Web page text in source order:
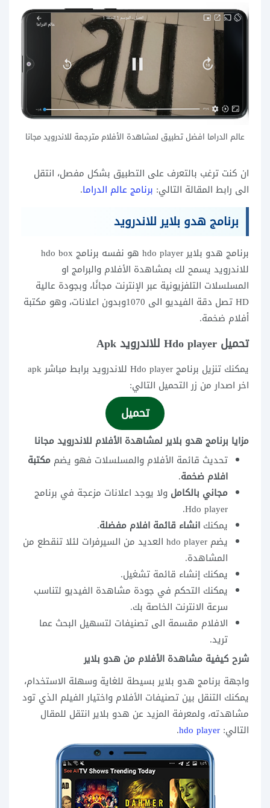
عالم الدراما افضل تطبيق لمشاهدة الأفلام مترجمة للاندرويد مجانا
ان كنت ترغب بالتعرف على التطبيق بشكل مفصل، انتقل
الى رابط المقالة التالي: برنامج عالم الدراما.
برنامج هدو بلاير للاندرويد
برنامج هدو بلاير hdo player هو نفسه برنامج hdo box
للاندرويد يسمح لك بمشاهدة الأفلام والبرامج او
المسلسلات التلفزيونية عبر الإنترنت مجانًا، وبجودة عالية
HD تصل دقة الفيديو الى 1070وبدون اعلانات، وهو مكتبة
أفلام ضخمة.
تحميل Hdo player للاندرويد Apk
يمكنك تنزيل برنامج Hdo player للاندرويد برابط مباشر apk
اخر اصدار من زر التحميل التالي:
تحميل
مزايا برنامج هدو بلاير لمشاهدة الأفلام للاندرويد مجانا
تحديث قائمة الأفلام والمسلسلات فهو يضم مكتبة
افلام ضخمة.
مجاني بالكامل ولا يوجد اعلانات مزعجة في برنامج
Hdo player.
يمكنك انشاء قائمة افلام مفضلة.
يضم hdo player العديد من السيرفرات لئلا تنقطع من
المشاهدة.
يمكنك إنشاء قائمة تشغيل.
يمكنك التحكم في جودة مشاهدة الفيديو لتناسب
سرعة الانترنت الخاصة بك.
الافلام مقسمة الى تصنيفات لتسهيل البحث عما
تريد.
شرح كيفية مشاهدة الأفلام من هدو بلاير
واجهة برنامج هدو بلاير بسيطة للغاية وسهلة الاستخدام،
يمكنك التنقل بين تصنيفات الأفلام واختيار الفيلم الذي تود
مشاهدته، ولمعرفة المزيد عن هدو بلاير انتقل للمقال
التالي: hdo player
.